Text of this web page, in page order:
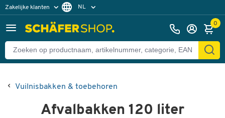
Zakelijke klanten
Particuliere klanten
NL
0
Vuilnisbakken & toebehoren
Afvalbakken 120 liter